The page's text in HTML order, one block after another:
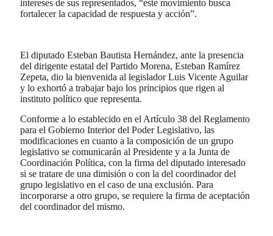
intereses de sus representados, “este movimiento busca
fortalecer la capacidad de respuesta y acción”.
El diputado Esteban Bautista Hernández, ante la presencia
del dirigente estatal del Partido Morena, Esteban Ramírez
Zepeta, dio la bienvenida al legislador Luis Vicente Aguilar
y lo exhortó a trabajar bajo los principios que rigen al
instituto político que representa.
Conforme a lo establecido en el Artículo 38 del Reglamento
para el Gobierno Interior del Poder Legislativo, las
modificaciones en cuanto a la composición de un grupo
legislativo se comunicarán al Presidente y a la Junta de
Coordinación Política, con la firma del diputado interesado
si se tratare de una dimisión o con la del coordinador del
grupo legislativo en el caso de una exclusión. Para
incorporarse a otro grupo, se requiere la firma de aceptación
del coordinador del mismo.